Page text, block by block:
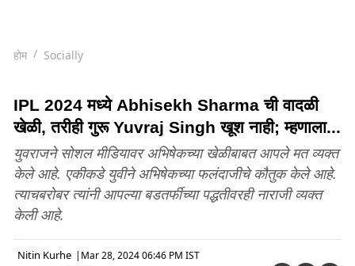
होम Socially
IPL 2024 मध्ये Abhisekh Sharma ची वादळी
खेळी, तरीही गुरू Yuvraj Singh खूश नाही; म्हणाला...
युवराजने सोशल मीडियावर अभिषेकच्या खेळीबाबत आपले मत व्यक्त
केले आहे. एकीकडे युवीने अभिषेकच्या फलंदाजीचे कौतुक केले आहे.
त्याचबरोबर त्यांनी आपल्या बडतर्फीच्या पद्धतीवरही नाराजी व्यक्त
केली आहे.
Nitin Kurhe | Mar 28, 2024 06:46 PM IST